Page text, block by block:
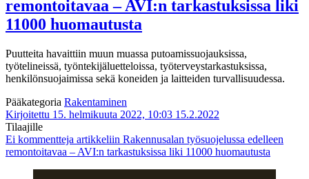
remontoitavaa – AVI:n tarkastuksissa liki
11000 huomautusta
Puutteita havaittiin muun muassa putoamissuojauksissa,
työtelineissä, työntekijäluetteloissa, työterveystarkastuksissa,
henkilönsuojaimissa sekä koneiden ja laitteiden turvallisuudessa.
Pääkategoria Rakentaminen
Kirjoitettu 15. helmikuuta 2022, 10:03 15.2.2022
Tilaajille
Ei kommentteja artikkeliin Rakennusalan työsuojelussa edelleen
remontoitavaa – AVI:n tarkastuksissa liki 11000 huomautusta